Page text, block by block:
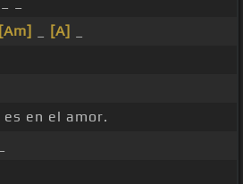
[Am] [A]
es en el amor.